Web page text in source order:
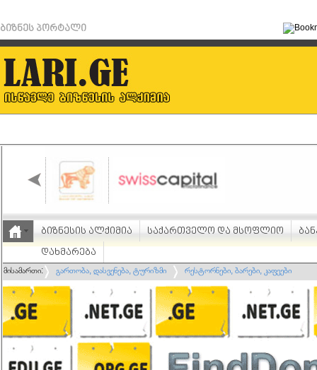
ბიზნეს პორტალი
ბიზნესის ალქიმია საქართველო და მსოფლიო
დახმარება
მისამართი: გართობა, დასვენება, ტურიზმი რესტორნები, ბარები, კაფეები